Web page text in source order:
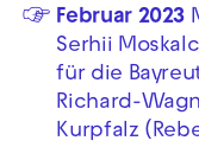
Februar 2023
Serhii
für die
Richard-
Kurpfalz